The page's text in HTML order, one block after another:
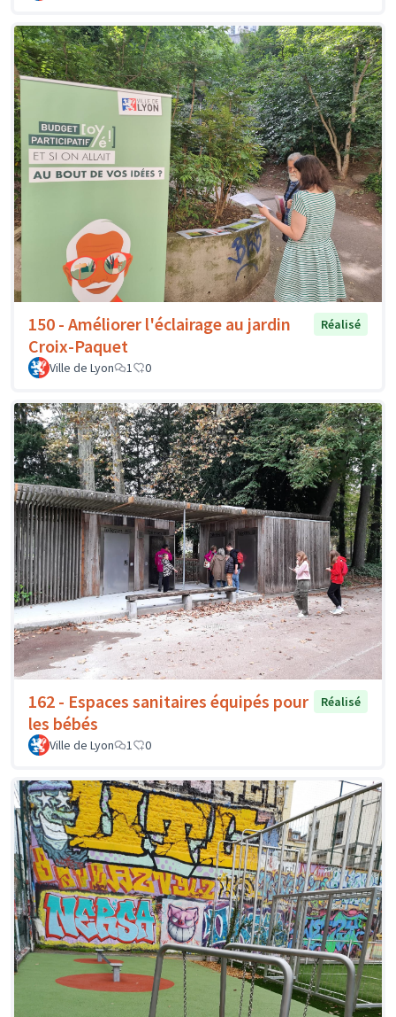
150 - Améliorer l'éclairage au jardin
Croix-Paquet
Réalisé
Ville de Lyon 1 0
162 - Espaces sanitaires équipés pour
les bébés
Réalisé
Ville de Lyon 1 0